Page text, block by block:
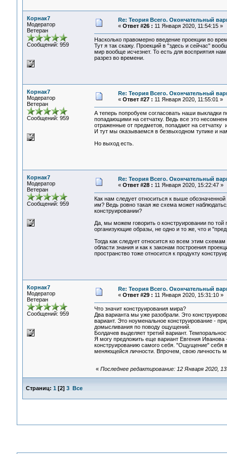
Корнак7
Модератор
Ветеран
Сообщений: 959
Re: Теория Всего. Окончательный
« Ответ #26 : 11 Января 2020, 11:54:15 »
Насколько правомерно введение проекции во
Тут я так скажу. Проекций в "здесь и сейчас"
мир вообще исчезнет. То есть для восприятия
разрез во времени.
Корнак7
Модератор
Ветеран
Сообщений: 959
Re: Теория Всего. Окончательный
« Ответ #27 : 11 Января 2020, 11:55:01 »
А теперь попробуем согласовать наши выкладки
попадающими на сетчатку. Ведь все это
отраженные от предметов, попадают на сетчатку
И тут мы оказываемся в безвыходном тупике и
Но выход есть.
Корнак7
Модератор
Ветеран
Сообщений: 959
Re: Теория Всего. Окончательный
« Ответ #28 : 11 Января 2020, 15:22:47 »
Как нам следует относиться к выше
им? Ведь ровно такая же схема может
конструировании?
Да, мы можем говорить о конструировании по
организующие образы, не одно и то же, что и
Тогда как следует относится ко всем этим
области знания и как к законам построения
пространство тоже относится к продукту
Корнак7
Модератор
Ветеран
Сообщений: 959
Re: Теория Всего. Окончательный
« Ответ #29 : 11 Января 2020, 15:31:10 »
Что значит конструирования мира?
Два варианта мы уже разобрали. Это
вариант. Это ноуменальное конструирование -
домысливания по поводу ощущений.
Болдачев выделяет третий вариант.
Я могу предложить еще вариант Евгения
конструированию самого себя. "Ощущение" себя
меняющейся личности. Впрочем, свою личность
« Последнее редактирование: 12 Января 2020,
Страниц: 1 [2] 3 Все